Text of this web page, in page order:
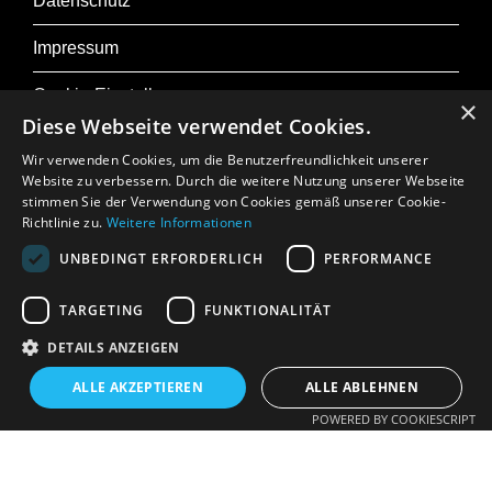
Impressum
Cookie-Einstellungen
Zu Osterfestival Tirol
Presse
Jobs
In Memoriam: Gerhard Crepaz
×
Diese Webseite verwendet Cookies.
Wir verwenden Cookies, um die Benutzerfreundlichkeit unserer
Website zu verbessern. Durch die weitere Nutzung unserer Webseite
stimmen Sie der Verwendung von Cookies gemäß unserer Cookie-
Richtlinie zu. Weitere Informationen
UNBEDINGT ERFORDERLICH
PERFORMANCE
TARGETING FUNKTIONALITÄT
DETAILS ANZEIGEN
ALLE AKZEPTIEREN ALLE ABLEHNEN
POWERED BY COOKIESCRIPT